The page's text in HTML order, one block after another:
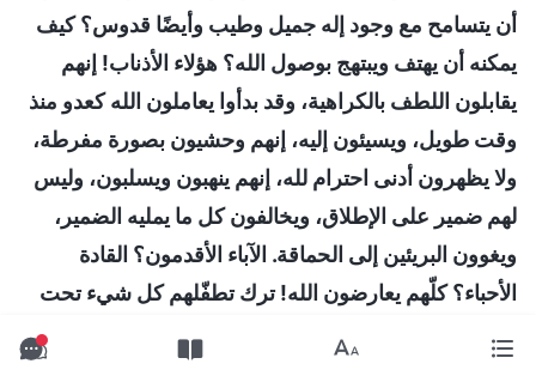
أن يتسامح مع وجود إله جميل وطيب وأيضًا قدوس؟ كيف
يمكنه أن يهتف ويبتهج بوصول الله؟ هؤلاء الأذناب! إنهم
يقابلون اللطف بالكراهية، وقد بدأوا يعاملون الله كعدو منذ
وقت طويل، ويسيئون إليه، إنهم وحشيون بصورة مفرطة،
ولا يظهرون أدنى احترام لله، إنهم ينهبون ويسلبون، وليس
لهم ضمير على الإطلاق، ويخالفون كل ما يمليه الضمير،
ويغوون البريئين إلى الحماقة. الآباء الأقدمون؟ القادة
الأحباء؟ كلّهم يعارضون الله! ترك تطفّلهم كل شيء تحت
حقوق المواطنين المشروعة ومصالحهم؟ كلها حيلٌ للتستّر